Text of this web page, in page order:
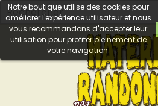
Notre boutique utilise des cookies pour
améliorer l'expérience utilisateur et nous
vous recommandons d'accepter leur
utilisation pour profiter pleinement de
votre navigation.